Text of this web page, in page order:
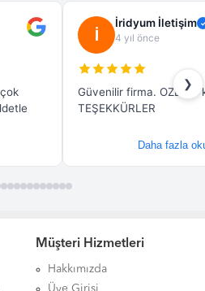
Müşteri Hizmetleri
Hakkımızda
Üye Girişi